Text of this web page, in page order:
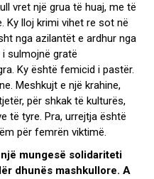
vret një grua të huaj, me të
Ky lloj krimi vihet re sot në
nga azilantët e ardhur nga
sulmojnë gratë
Ky është femicid i pastër.
Meshkujt e një krahine,
për shkak të kulturës,
të tyre. Pra, urrejtja është
për femrën viktimë.
mungesë solidariteti
dhunës mashkullore. A